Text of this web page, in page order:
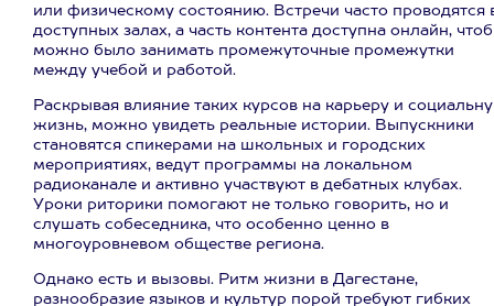
или физическому состоянию. Встречи часто проводятся
доступных залах, а часть контента доступна онлайн,
можно было занимать промежуточные промежутки
между учебой и работой.
Раскрывая влияние таких курсов на карьеру и
жизнь, можно увидеть реальные истории. Выпускники
становятся спикерами на школьных и городских
мероприятиях, ведут программы на локальном
радиоканале и активно участвуют в дебатных клубах.
Уроки риторики помогают не только говорить, но и
слушать собеседника, что особенно ценно в
многоуровневом обществе региона.
Однако есть и вызовы. Ритм жизни в Дагестане,
разнообразие языков и культур порой требуют гибких